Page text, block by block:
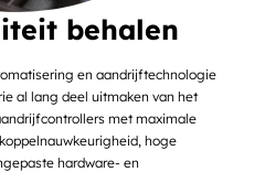
behalen
en aandrijftechnologie
al lang deel uitmaken van het
met maximale
hoge
hardware- en